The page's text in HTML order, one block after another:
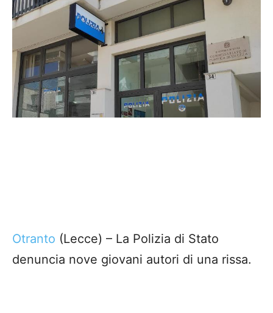
Otranto (Lecce) – La Polizia di Stato
denuncia nove giovani autori di una rissa.